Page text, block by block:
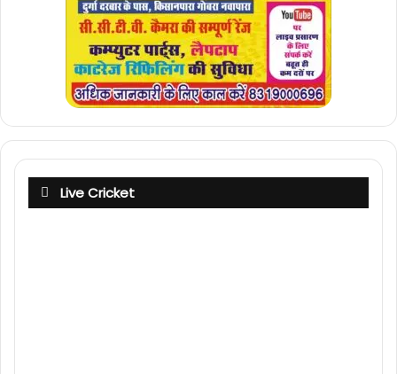
Live Cricket